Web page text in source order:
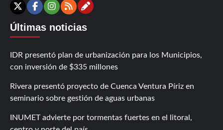
X Facebook
Instagram
RSSContáctanos
Últimas noticias
IDR presentó plan de urbanización para los Municipios,
con inversión de $335 millones
Rivera presentó proyecto de Cuenca Ventura Píriz en
seminario sobre gestión de aguas urbanas
INUMET advierte por tormentas fuertes en el litoral,